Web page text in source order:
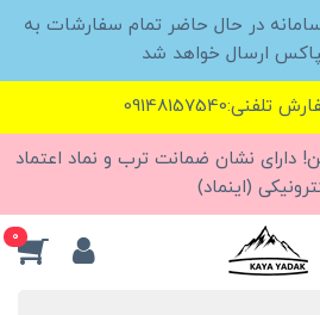
در حال حاضر تمام سفارشات به
ارسال خواهد شد
دارای نشان ضمانت ترب و نماد اعتماد
(اینماد)
0